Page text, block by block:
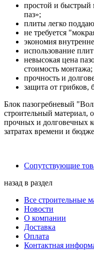
простой и быстрый
паз»;
плиты легко
не требуется
экономия
использование
невысокая цена
стоимость монтажа;
прочность и
защита от грибков,
Блок пазогребневый
строительный материал,
прочных и долговечных
затратах времени и
Сопутствующие
назад в раздел
Все строительные
Новости
О компании
Доставка
Оплата
Контактная